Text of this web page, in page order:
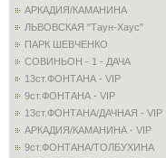
АРКАДИЯ/КАМАНИНА
ЛЬВОВСКАЯ "Таун-Хаус"
ПАРК ШЕВЧЕНКО
СОВИНЬОН - 1 - ДАЧА
13ст.ФОНТАНА - VIP
9ст.ФОНТАНА - VIP
13ст.ФОНТАНА/ДАЧНАЯ - VIP
АРКАДИЯ/КАМАНИНА - VIP
9ст.ФОНТАНА/ТОЛБУХИНА